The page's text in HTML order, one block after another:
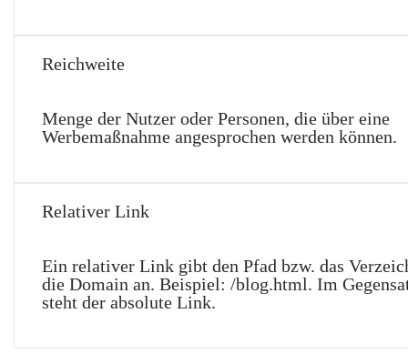
Reichweite
Menge der Nutzer oder Personen, die über eine
Werbemaßnahme angesprochen werden können.
Relativer Link
Ein relativer Link gibt den Pfad bzw. das
die Domain an. Beispiel: /blog.html. Im
steht der absolute Link.